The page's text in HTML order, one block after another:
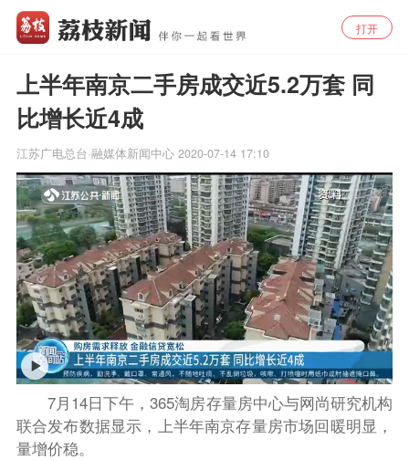
打开
上半年南京二手房成交近5.2万套 同
比增长近4成
江苏广电总台·融媒体新闻中心 2020-07-14 17:10
7月14日下午，365淘房存量房中心与网尚研究机构
联合发布数据显示，上半年南京存量房市场回暖明显，
量增价稳。